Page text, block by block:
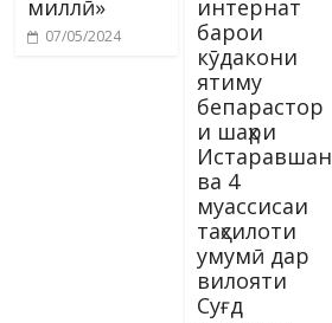
миллӣ»
07/05/2024
интернат
барои
кӯдакони
ятиму
бепарастор
и шаҳри
Истаравшан
ва 4
муассисаи
таҳсилоти
умумӣ дар
вилояти
Суғд